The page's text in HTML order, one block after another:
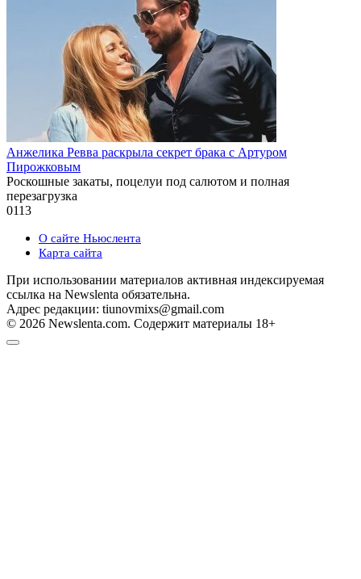
Анжелика Ревва раскрыла секрет брака с Артуром
Пирожковым
Роскошные закаты, поцелуи под салютом и полная
перезагрузка
0113
О сайте Ньюслента
Карта сайта
При использовании материалов активная индексируемая
ссылка на Newslenta обязательна.
Адрес редакции: tiunovmixs@gmail.com
© 2026 Newslenta.com. Содержит материалы 18+